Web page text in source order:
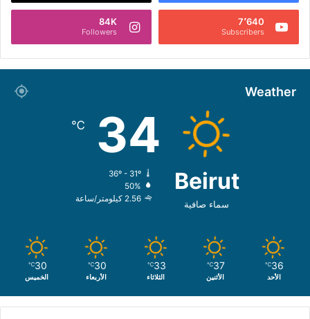
7٬640
Subscribers
84K
Followers
Weather
Beirut
سماء صافية
34
℃
36º - 31º
50%
2.56 كيلومتر/ساعة
36
℃
الأحد
37
℃
الأثنين
33
℃
الثلاثاء
30
℃
الأربعاء
30
℃
الخميس